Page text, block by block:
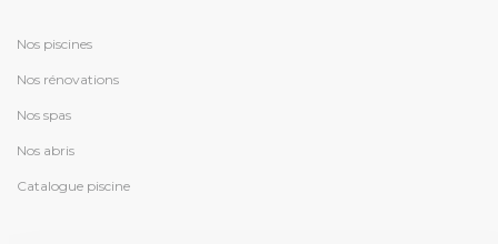
Nos piscines
Nos rénovations
Nos spas
Nos abris
Catalogue piscine